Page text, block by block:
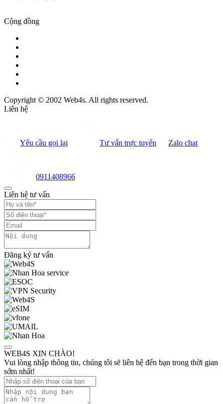
Cộng đồng
Copyright © 2002 Web4s. All rights reserved.
Liên hệ
Yêu cầu gọi lại Tư vấn trực tuyến Zalo chat
0911408966
Liên hệ tư vấn
Đăng ký tư vấn
WEB4S XIN CHÀO!
Vui lòng nhập thông tin, chúng tôi sẽ liên hệ đến bạn trong thời gian
sớm nhất!